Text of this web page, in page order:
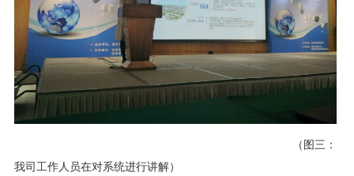
（图三：
我司工作人员在对系统进行讲解）